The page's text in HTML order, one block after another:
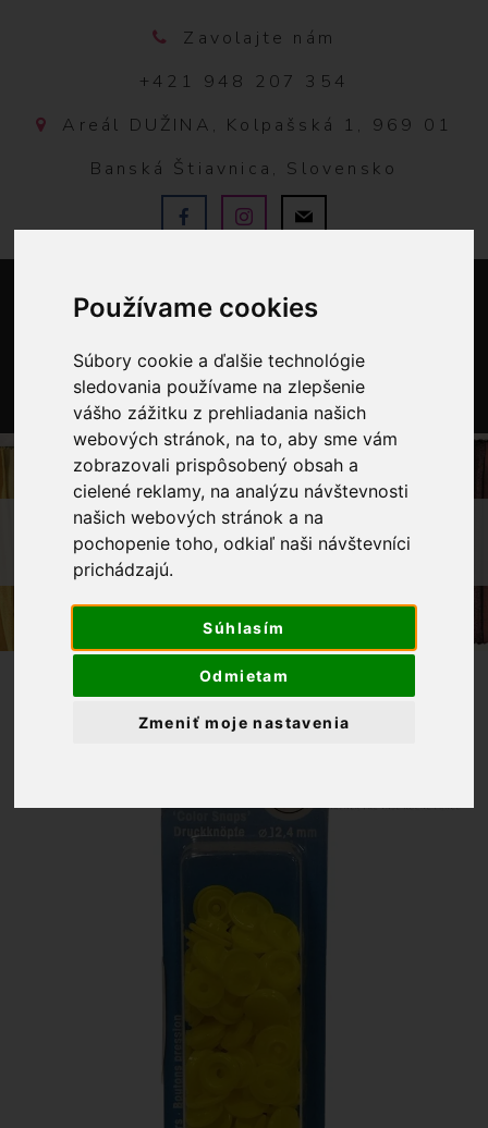
Používame cookies
Súbory cookie a ďalšie technológie
sledovania používame na zlepšenie
vášho zážitku z prehliadania našich
webových stránok, na to, aby sme vám
zobrazovali prispôsobený obsah a
cielené reklamy, na analýzu návštevnosti
našich webových stránok a na
pochopenie toho, odkiaľ naši návštevníci
prichádzajú.
Súhlasím
Odmietam
Zmeniť moje nastavenia
Zavolajte nám
+421 948 207 354
Areál DUŽINA, Kolpašská 1, 969 01
Banská Štiavnica, Slovensko
0
OBCHOD GALANTÉRIA
PATENTKY COLOR SNAPS - BLEDOŽLTÁ